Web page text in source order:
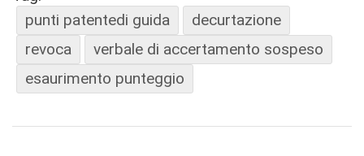
punti patentedi guida
decurtazione
revoca
verbale di accertamento sospeso
esaurimento punteggio